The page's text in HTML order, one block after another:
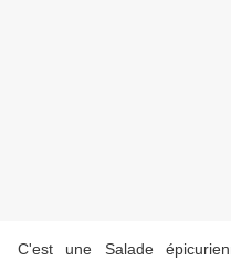
C'est une Salade